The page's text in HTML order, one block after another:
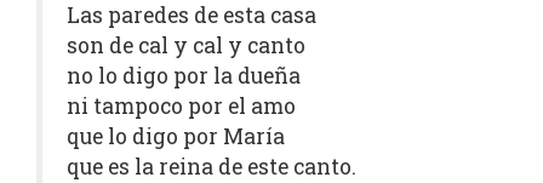
Las paredes de esta casa
son de cal y cal y canto
no lo digo por la dueña
ni tampoco por el amo
que lo digo por María
que es la reina de este canto.